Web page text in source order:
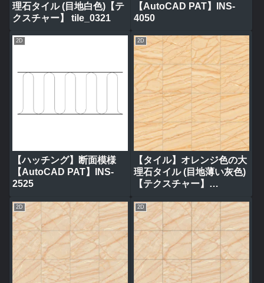
理石タイル (目地白色)【テ
クスチャー】 tile_0321
【AutoCAD PAT】INS-
4050
2D
【ハッチング】断面模様
【AutoCAD PAT】INS-
2525
2D
【タイル】オレンジ色の大
理石タイル (目地薄い灰色)
【テクスチャー】
2D 2D